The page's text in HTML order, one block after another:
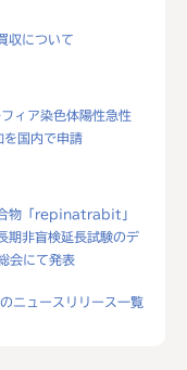
について
ィア染色体陽性急性
を国内で申請
合物「repinatrabit」
期非盲検延長試験のデ
会にて発表
ニュースリリース一覧